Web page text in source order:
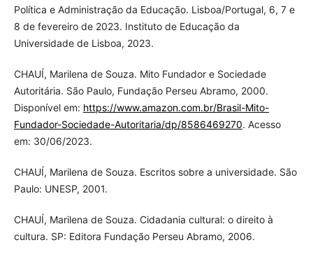
Política e Administração da Educação. Lisboa/Portugal, 6, 7 e
8 de fevereiro de 2023. Instituto de Educação da
Universidade de Lisboa, 2023.
CHAUÍ, Marilena de Souza. Mito Fundador e Sociedade
Autoritária. São Paulo, Fundação Perseu Abramo, 2000.
Disponível em: https://www.amazon.com.br/Brasil-Mito-
Fundador-Sociedade-Autoritaria/dp/8586469270. Acesso
em: 30/06/2023.
CHAUÍ, Marilena de Souza. Escritos sobre a universidade. São
Paulo: UNESP, 2001.
CHAUÍ, Marilena de Souza. Cidadania cultural: o direito à
cultura. SP: Editora Fundação Perseu Abramo, 2006.